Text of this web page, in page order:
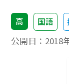
高 国語
公開日： 2018